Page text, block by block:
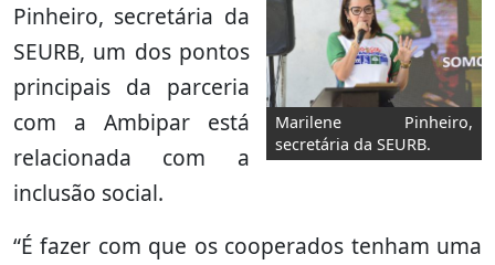
Marilene Pinheiro,
secretária da SEURB.
Pinheiro, secretária da
SEURB, um dos pontos
principais da parceria
com a Ambipar está
relacionada com a
inclusão social.
“É fazer com que os cooperados tenham uma